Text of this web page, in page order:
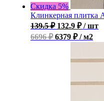
Скидка 5%
Клинкерная плитка
139.5₽ 132.9 ₽ / шт
6696 ₽6379 ₽ / м2